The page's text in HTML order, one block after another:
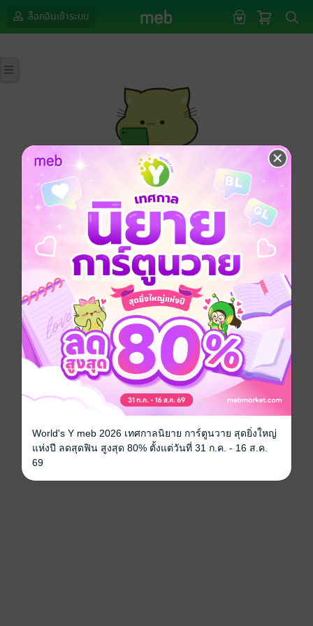
ล็อกอินเข้าระบบ
กรุณาเข้าสู่ระบบก่อนดำเนินรายการด้วยค่ะ
ล็อกอินเข้าระบบ
World's Y meb 2026 เทศกาลนิยาย การ์ตูนวาย สุดยิ่งใหญ่
แห่งปี ลดสุดฟิน สูงสุด 80% ตั้งแต่วันที่ 31 ก.ค. - 16 ส.ค.
69